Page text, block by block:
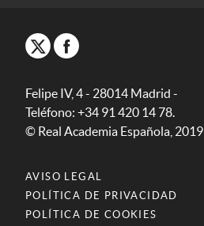
Felipe IV, 4 - 28014 Madrid -
Teléfono: +34 91 420 14 78.
© Real Academia Española, 2019
AVISO LEGAL
POLÍTICA DE PRIVACIDAD
POLÍTICA DE COOKIES